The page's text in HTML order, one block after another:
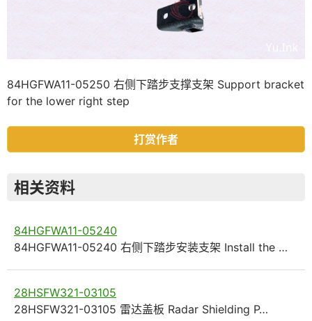
84HGFWA11-05250 右侧下踏步支撑支架 Support bracket
for the lower right step
打赏作者
相关资料
84HGFWA11-05240
84HGFWA11-05240 右侧下踏步安装支架 Install the …
28HSFW321-03105
28HSFW321-03105 雷达盖板 Radar Shielding P…